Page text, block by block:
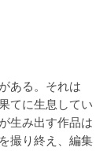
ある。それは
てに生息してい
生み出す作品は
撮り終え、編集